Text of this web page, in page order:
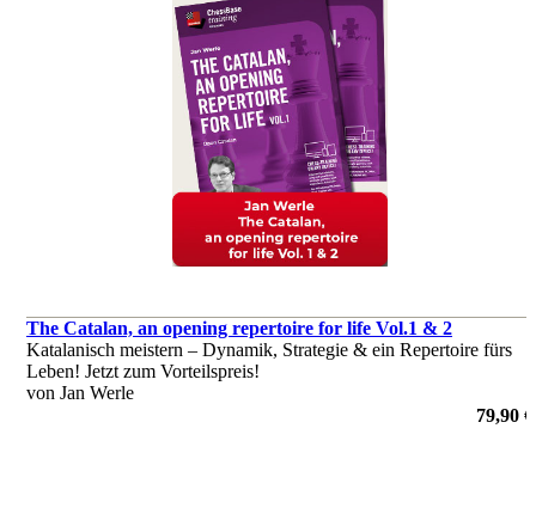
The Catalan, an opening repertoire for life Vol.1 & 2
Katalanisch meistern – Dynamik, Strategie & ein Repertoire fürs
Leben! Jetzt zum Vorteilspreis!
von Jan Werle
79,90 €